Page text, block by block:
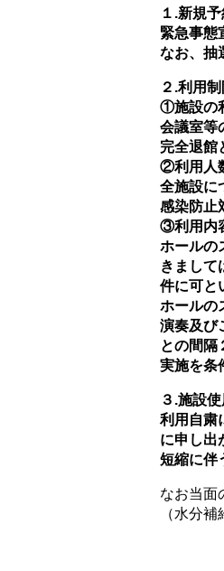
１.新規
緊急事態
なお、抽
２.利用
①施設の
会議室等
完全退館
②利用人
全施設に
感染防止
③利用内
ホールの
きまして
件に可と
ホールの
演奏及び
との間隔
実施を条
３.施設
利用自粛
に申し出
短縮に伴
なお当面
（水分